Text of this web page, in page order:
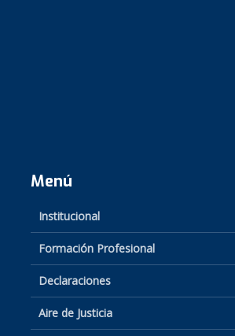
Menú
Institucional
Formación Profesional
Declaraciones
Aire de Justicia